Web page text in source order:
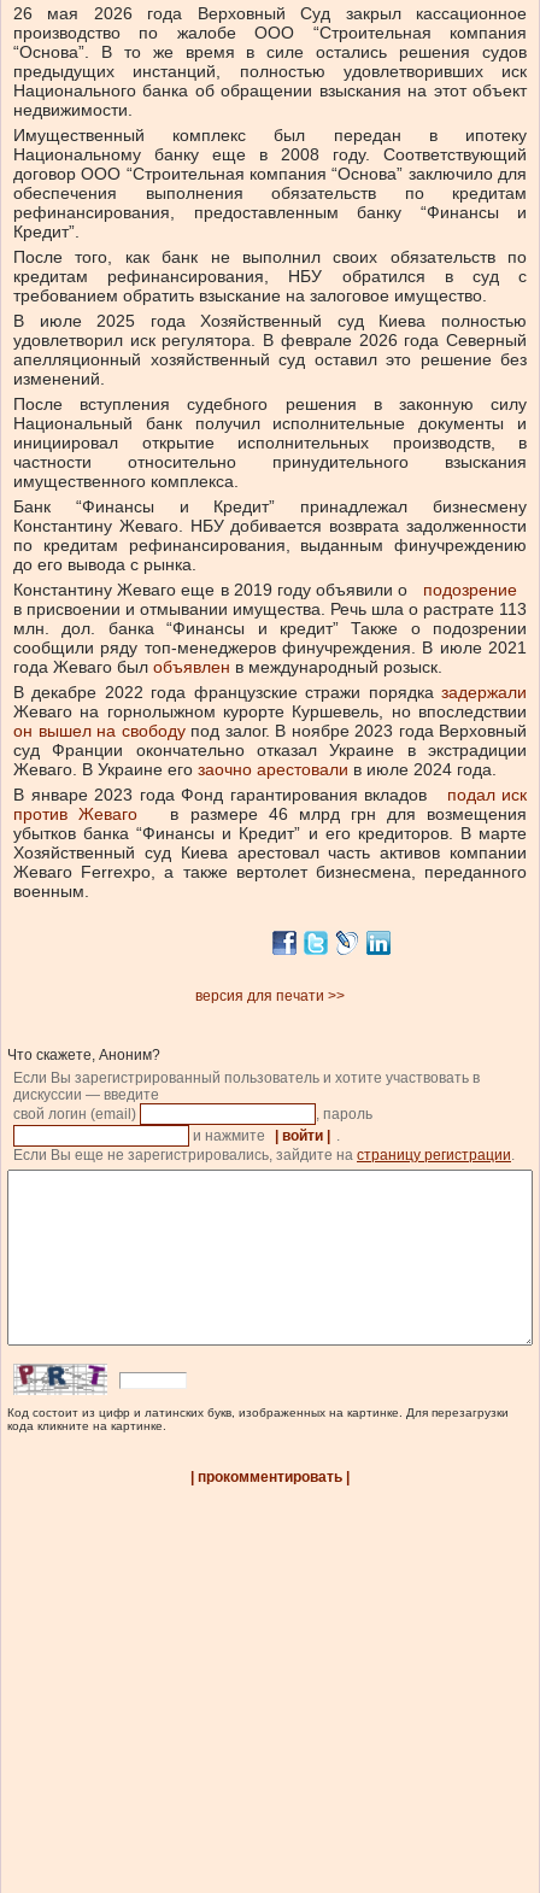
26 мая 2026 года Верховный Суд закрыл кассационное
производство по жалобе ООО “Строительная компания
“Основа”. В то же время в силе остались решения судов
предыдущих инстанций, полностью удовлетворивших иск
Национального банка об обращении взыскания на этот объект
недвижимости.
Имущественный комплекс был передан в ипотеку
Национальному банку еще в 2008 году. Соответствующий
договор ООО “Строительная компания “Основа” заключило для
обеспечения выполнения обязательств по кредитам
рефинансирования, предоставленным банку “Финансы и
Кредит”.
После того, как банк не выполнил своих обязательств по
кредитам рефинансирования, НБУ обратился в суд с
требованием обратить взыскание на залоговое имущество.
В июле 2025 года Хозяйственный суд Киева полностью
удовлетворил иск регулятора. В феврале 2026 года Северный
апелляционный хозяйственный суд оставил это решение без
изменений.
После вступления судебного решения в законную силу
Национальный банк получил исполнительные документы и
инициировал открытие исполнительных производств, в
частности относительно принудительного взыскания
имущественного комплекса.
Банк “Финансы и Кредит” принадлежал бизнесмену
Константину Жеваго. НБУ добивается возврата задолженности
по кредитам рефинансирования, выданным финучреждению
до его вывода с рынка.
Константину Жеваго еще в 2019 году объявили о
подозрение
в присвоении и отмывании имущества. Речь шла о растрате 113
млн. дол. банка “Финансы и кредит” Также о подозрении
сообщили ряду топ-менеджеров финучреждения. В июле 2021
года Жеваго был объявлен в международный розыск.
В декабре 2022 года французские стражи порядка задержали
Жеваго на горнолыжном курорте Куршевель, но впоследствии
он вышел на свободупод залог. В ноябре 2023 года Верховный
суд Франции окончательно отказал Украине в экстрадиции
Жеваго. В Украине его заочно арестовали в июле 2024 года.
В январе 2023 года Фонд гарантирования вкладов
подал иск
против Жеваго
в размере 46 млрд грн для возмещения
убытков банка “Финансы и Кредит” и его кредиторов. В марте
Хозяйственный суд Киева арестовал часть активов компании
Жеваго Ferrexpo, а также вертолет бизнесмена, переданного
военным.
версия для печати >>
Что скажете, Аноним?
Если Вы зарегистрированный пользователь и хотите участвовать в
дискуссии — введите
свой логин (email)
, пароль
и нажмите
| войти |
.
Если Вы еще не зарегистрировались, зайдите на страницу регистрации.
Код состоит из цифр и латинских букв, изображенных на картинке. Для перезагрузки
кода кликните на картинке.
| прокомментировать |